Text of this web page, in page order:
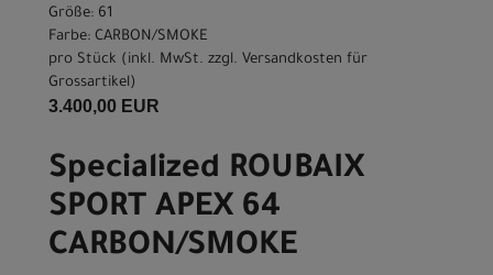
Größe: 61
Farbe: CARBON/SMOKE
pro Stück (inkl. MwSt. zzgl. Versandkosten für
Grossartikel)
3.400,00 EUR
Specialized ROUBAIX
SPORT APEX 64
CARBON/SMOKE